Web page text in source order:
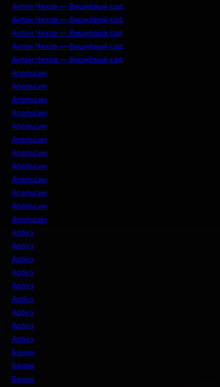
Антон Чехов — Вишнёвый сад
Антон Чехов — Вишнёвый сад
Антон Чехов — Вишнёвый сад
Антон Чехов — Вишнёвый сад
Антон Чехов — Вишнёвый сад
Апельсин
Апельсин
Апельсин
Апельсин
Апельсин
Апельсин
Апельсин
Апельсин
Апельсин
Апельсин
Апельсин
Апельсин
Арбуз
Арбуз
Арбуз
Арбуз
Арбуз
Арбуз
Арбуз
Арбуз
Арбуз
Банан
Банан
Банан